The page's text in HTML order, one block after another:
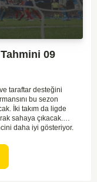
09
taraftar desteğini
bu sezon
İki takım da ligde
sahaya çıkacak.
daha iyi gösteriyor.
sıkıntı yaşasa da